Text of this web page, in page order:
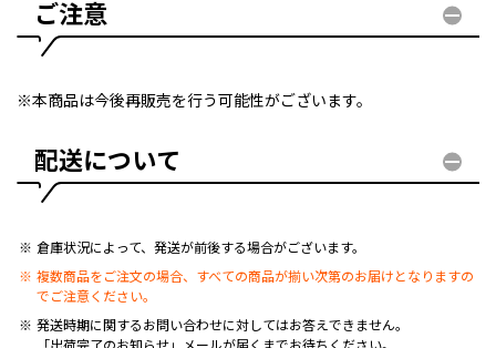
ご注意
※本商品は今後再販売を行う可能性がございます。
配送について
倉庫状況によって、発送が前後する場合がございます。
複数商品をご注文の場合、すべての商品が揃い次第のお届けとなりますの
でご注意ください。
発送時期に関するお問い合わせに対してはお答えできません。